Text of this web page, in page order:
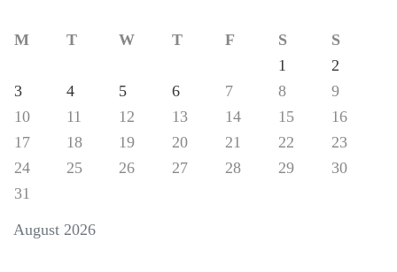
August 2026
M T W T F S
S
1
2
3
4 5 6 7 8
9
10
11 12 13 14 15
16
17
18 19 20 21 22
23
24
25 26 27 28 29
30
31